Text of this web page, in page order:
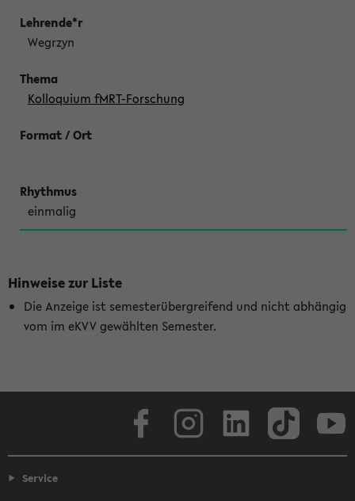
Wegrzyn
Kolloquium fMRT-Forschung
einmalig
Hinweise zur Liste
Die Anzeige ist semesterübergreifend und nicht abhängig
vom im eKVV gewählten Semester.
Service